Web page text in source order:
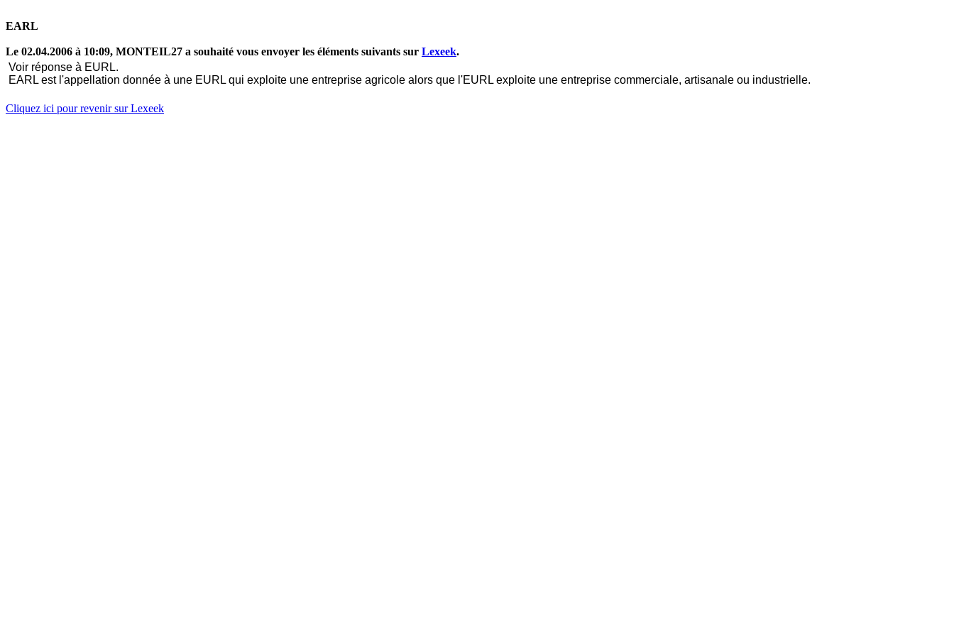
EARL
Le 02.04.2006 à 10:09, MONTEIL27 a souhaité vous envoyer les éléments suivants sur Lexeek.
Voir réponse à EURL.
EARL est l'appellation donnée à une EURL qui exploite une entreprise agricole alors que l'EURL exploite une entreprise commerciale, artisanale ou industrielle.
Cliquez ici pour revenir sur Lexeek